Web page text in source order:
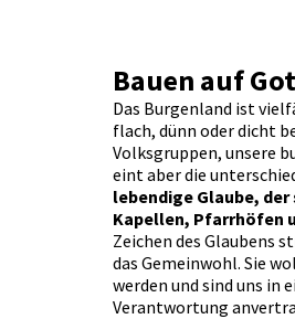
Bauen auf
Das Burgenland ist
flach, dünn oder dicht
Volksgruppen, unsere
eint aber die
lebendige Glaube,
Kapellen, Pfarrhöfen
Zeichen des Glaubens
das Gemeinwohl. Sie
werden und sind uns in
Verantwortung